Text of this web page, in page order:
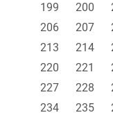
199
200
206
207
213
214
220
221
227
228
234
235